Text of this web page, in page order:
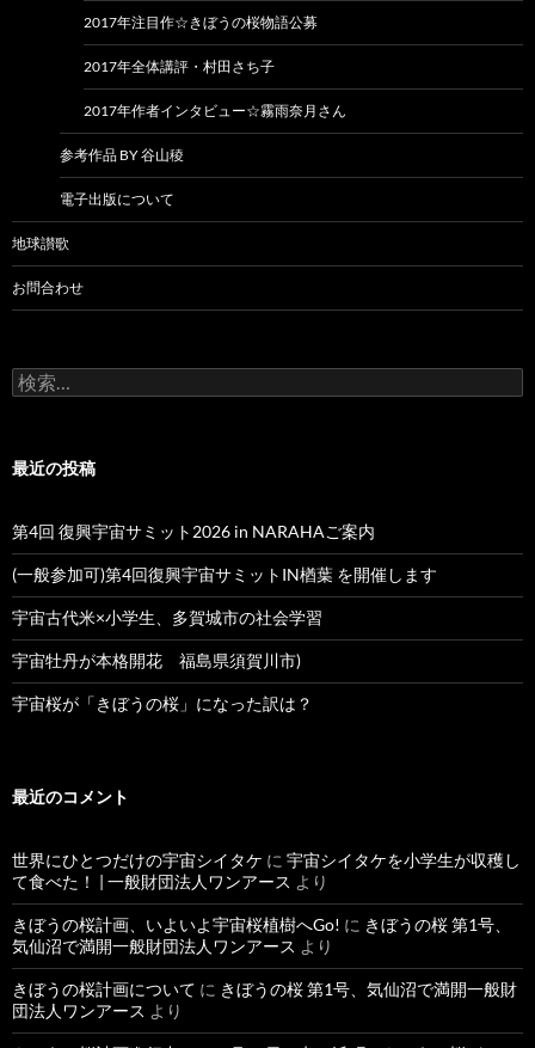
2017年注目作☆きぼうの桜物語公募
2017年全体講評・村田さち子
2017年作者インタビュー☆霧雨奈月さん
参考作品 BY 谷山稜
電子出版について
地球讃歌
お問合わせ
検
索:
最近の投稿
第4回 復興宇宙サミット2026 in NARAHAご案内
(一般参加可)第4回復興宇宙サミットIN楢葉 を開催します
宇宙古代米×小学生、多賀城市の社会学習
宇宙牡丹が本格開花 福島県須賀川市)
宇宙桜が「きぼうの桜」になった訳は？
最近のコメント
世界にひとつだけの宇宙シイタケ に 宇宙シイタケを小学生が収穫し
て食べた！ | 一般財団法人ワンアース より
きぼうの桜計画、いよいよ宇宙桜植樹へGo! に きぼうの桜 第1号、
気仙沼で満開一般財団法人ワンアース より
きぼうの桜計画について に きぼうの桜 第1号、気仙沼で満開一般財
団法人ワンアース より